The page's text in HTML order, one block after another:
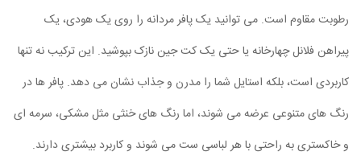
رطوبت مقاوم است. می توانید یک پافر مردانه را روی یک هودی، یک
پیراهن فلانل چهارخانه یا حتی یک کت جین نازک بپوشید. این ترکیب نه تنها
کاربردی است، بلکه استایل شما را مدرن و جذاب نشان می دهد. پافر ها در
رنگ های متنوعی عرضه می شوند، اما رنگ های خنثی مثل مشکی، سرمه ای
و خاکستری به راحتی با هر لباسی ست می شوند و کاربرد بیشتری دارند.